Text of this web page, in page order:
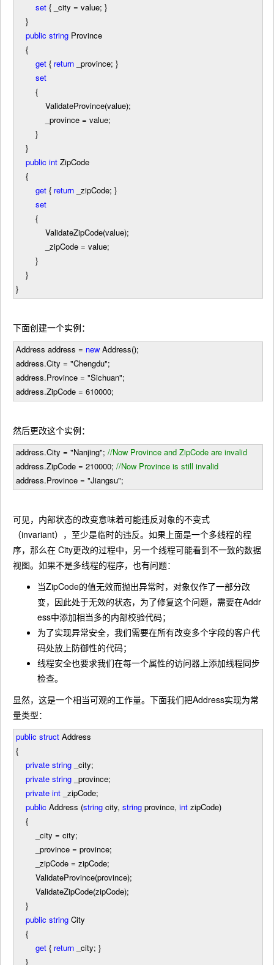
set { _city = value; }
}
public string Province
{
get { return _province; }
set
{
ValidateProvince(value);
_province = value;
}
}
public int ZipCode
{
get { return _zipCode; }
set
{
ValidateZipCode(value);
_zipCode = value;
}
}
}
下面创建一个实例：
Address address = new Address();
address.City = "Chengdu";
address.Province = "Sichuan";
address.ZipCode = 610000;
然后更改这个实例：
address.City = "Nanjing"; //Now Province and ZipCode are invalid
address.ZipCode = 210000; //Now Province is still invalid
address.Province = "Jiangsu";
可见，内部状态的改变意味着可能违反对象的不变式
（invariant），至少是临时的违反。如果上面是一个多线程的程
序，那么在 City更改的过程中，另一个线程可能看到不一致的数据
视图。如果不是多线程的程序，也有问题：
当ZipCode的值无效而抛出异常时，对象仅作了一部分改
变，因此处于无效的状态，为了修复这个问题，需要在Addr
ess中添加相当多的内部校验代码；
为了实现异常安全，我们需要在所有改变多个字段的客户代
码处放上防御性的代码；
线程安全也要求我们在每一个属性的访问器上添加线程同步
检查。
显然，这是一个相当可观的工作量。下面我们把Address实现为常
量类型：
public struct Address
{
private string _city;
private string _province;
private int _zipCode;
public Address (string city, string province, int zipCode)
{
_city = city;
_province = province;
_zipCode = zipCode;
ValidateProvince(province);
ValidateZipCode(zipCode);
}
public string City
{
get { return _city; }
}